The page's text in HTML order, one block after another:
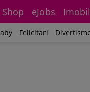
Shop eJobs
Felicitari